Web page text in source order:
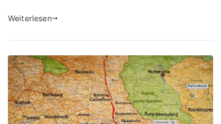
Weiterlesen